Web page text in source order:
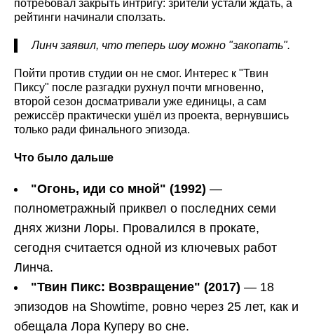
потребовал закрыть интригу: зрители устали ждать, а
рейтинги начинали сползать.
Линч заявил, что теперь шоу можно "закопать".
Пойти против студии он не смог. Интерес к "Твин
Пиксу" после разгадки рухнул почти мгновенно,
второй сезон досматривали уже единицы, а сам
режиссёр практически ушёл из проекта, вернувшись
только ради финального эпизода.
Что было дальше
"Огонь, иди со мной" (1992) —
полнометражный приквел о последних семи
днях жизни Лоры. Провалился в прокате,
сегодня считается одной из ключевых работ
Линча.
"Твин Пикс: Возвращение" (2017) — 18
эпизодов на Showtime, ровно через 25 лет, как и
обещала Лора Куперу во сне.